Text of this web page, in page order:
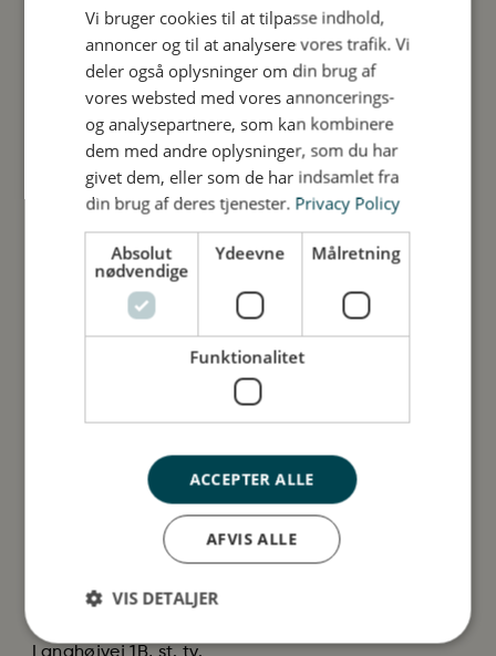
Betalingsmuligheder
Kundeservice
Handelsbetingelser
Privatlivspolitik og
Cookiepolitik
Materiale
Fra virksomheden
Produkttilbagekaldelse
DDI Group ApS, C/O
Christian Bendtsen
ENGLISH
DANISH
Vi bruger cookies til at tilpasse indhold,
annoncer og til at analysere vores trafik. Vi
deler også oplysninger om din brug af
vores websted med vores annoncerings-
og analysepartnere, som kan kombinere
dem med andre oplysninger, som du har
givet dem, eller som de har indsamlet fra
din brug af deres tjenester. Privacy Policy
Absolut
nødvendige
Ydeevne Målretning
Funktionalitet
ACCEPTER ALLE
AFVIS ALLE
VIS DETALJER